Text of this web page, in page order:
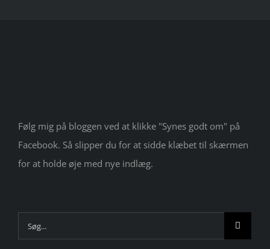
Følg mig på bloggen ved at klikke "Synes godt om" på
Facebook. Så slipper du for at sidde klæbet til skærmen
for at holde øje med nye indlæg.
Søg
efter: